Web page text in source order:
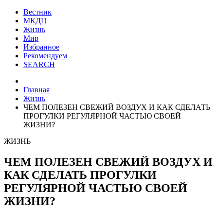
Вестник
МКДЦ
Жизнь
Мир
Избранное
Рекомендуем
SEARCH
Главная
Жизнь
ЧЕМ ПОЛЕЗЕН СВЕЖИЙ ВОЗДУХ И КАК СДЕЛАТЬ
ПРОГУЛКИ РЕГУЛЯРНОЙ ЧАСТЬЮ СВОЕЙ
ЖИЗНИ?
ЖИЗНЬ
ЧЕМ ПОЛЕЗЕН СВЕЖИЙ ВОЗДУХ И
КАК СДЕЛАТЬ ПРОГУЛКИ
РЕГУЛЯРНОЙ ЧАСТЬЮ СВОЕЙ
ЖИЗНИ?